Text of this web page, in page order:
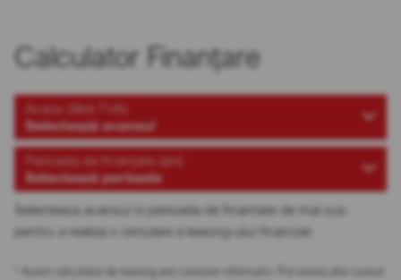
Calculator Finanțare
Avans (fără TVA)
Selectează avansul
Perioada de finanțare (ani)
Selectează perioada
Selecteaza avansul si perioada de finantare de mai sus
pentru a realiza o simulare a leasing-ului financiar.
* Acest calculator de leasing are caracter informativ. Pot exista alte costuri